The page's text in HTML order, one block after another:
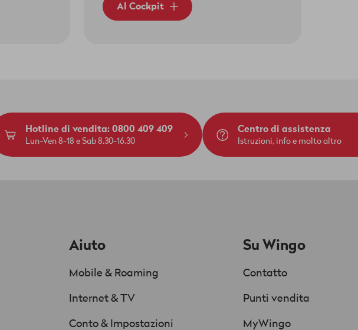
Al Cockpit
Hotline di vendita: 0800 409 409
Lun-Ven 8-18 e Sab 8.30-16.30
Centro di assistenza
Istruzioni, info e molto altro
Aiuto
Mobile & Roaming
Internet & TV
Conto & Impostazioni
Su Wingo
Contatto
Punti vendita
MyWingo
Chat